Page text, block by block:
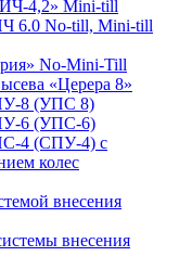
4,2» Mini-till
6.0 No-till, Mini-till
No-Mini-Till
«Церера 8»
8 (УПС 8)
6 (УПС-6)
4 (СПУ-4) с
колес
внесения
внесения